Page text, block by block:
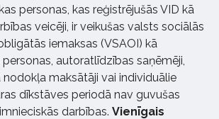
personas, kas reģistrējušās VID kā
veicēji, ir veikušas valsts sociālās
iemaksas (VSAOI) kā
autoratlīdzības saņēmēji,
maksātāji vai individuālie
dīkstāves periodā nav guvušas
darbības. Vienīgais